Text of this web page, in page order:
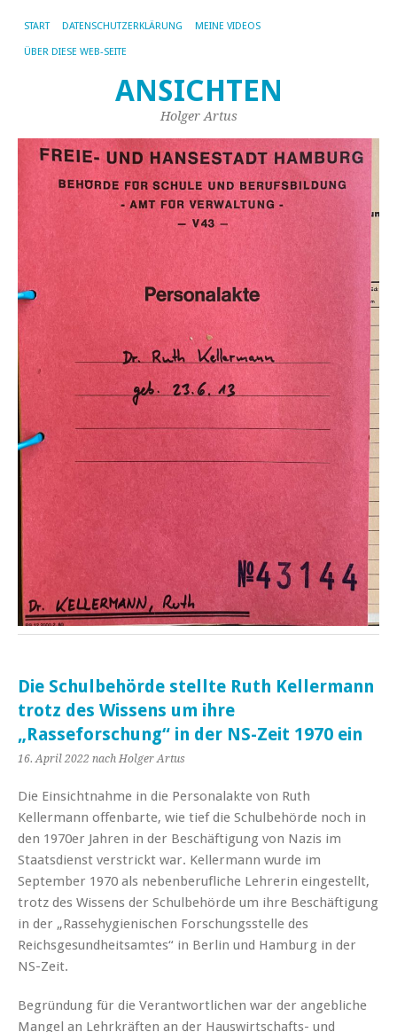
START DATENSCHUTZERKLÄRUNG MEINE VIDEOS
ÜBER DIESE WEB-SEITE
ANSICHTEN
Holger Artus
Die Schulbehörde stellte Ruth Kellermann
trotz des Wissens um ihre
„Rasseforschung“ in der NS-Zeit 1970 ein
16. April 2022 nach Holger Artus
Die Einsichtnahme in die Personalakte von Ruth
Kellermann offenbarte, wie tief die Schulbehörde noch in
den 1970er Jahren in der Beschäftigung von Nazis im
Staatsdienst verstrickt war. Kellermann wurde im
September 1970 als nebenberufliche Lehrerin eingestellt,
trotz des Wissens der Schulbehörde um ihre Beschäftigung
in der „Rassehygienischen Forschungsstelle des
Reichsgesundheitsamtes“ in Berlin und Hamburg in der
NS-Zeit.
Begründung für die Verantwortlichen war der angebliche
Mangel an Lehrkräften an der Hauswirtschafts- und